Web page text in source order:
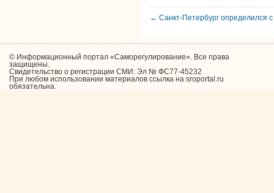
← Санкт-Петербург определился
© Информационный портал «Саморегулирование». Все права
защищены.
Свидетельство о регистрации СМИ: Эл № ФС77-45232
При любом использовании материалов ссылка на sroportal.ru
обязательна.